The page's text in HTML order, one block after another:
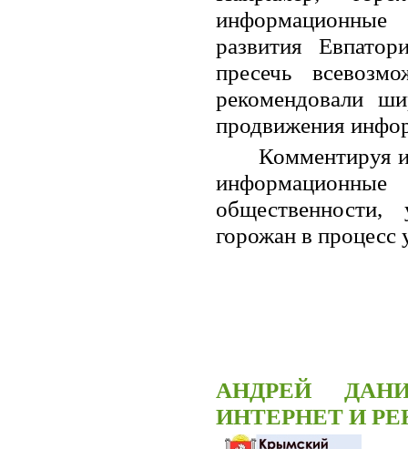
развития
пресечь
рекомендовали
продвижения
Комментируя
горожан в процесс
АНДРЕЙ
ИНТЕРНЕТ И